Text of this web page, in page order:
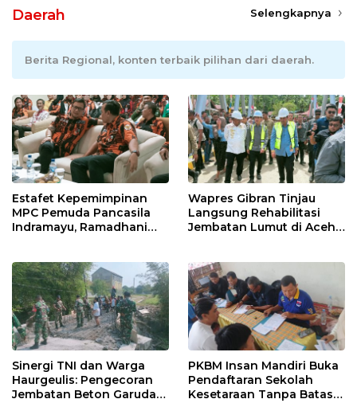
Daerah Selengkapnya
Berita Regional, konten terbaik pilihan dari daerah.
Estafet Kepemimpinan
MPC Pemuda Pancasila
Indramayu, Ramadhani
Muscablub
Wapres Gibran Tinjau
Langsung Rehabilitasi
Jembatan Lumut di Aceh
Sinergi TNI dan Warga
Haurgeulis: Pengecoran
Jembatan Beton Garuda
PKBM Insan Mandiri Buka
Pendaftaran Sekolah
Kesetaraan Tanpa Batas